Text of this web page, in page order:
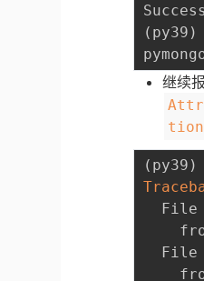
( py39 )
继续报
( py39 )
  File
  File